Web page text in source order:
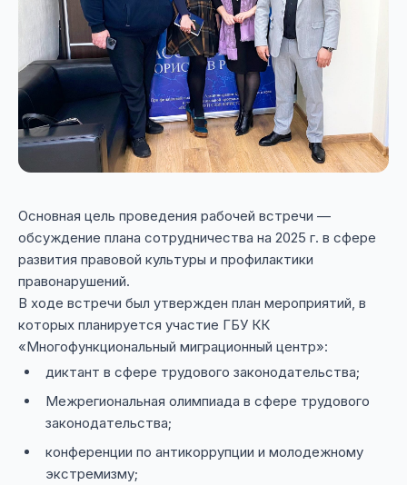
Основная цель проведения рабочей встречи —
обсуждение плана сотрудничества на 2025 г. в сфере
развития правовой культуры и профилактики
правонарушений.
В ходе встречи был утвержден план мероприятий, в
которых планируется участие ГБУ КК
«Многофункциональный миграционный центр»:
диктант в сфере трудового законодательства;
Межрегиональная олимпиада в сфере трудового
законодательства;
конференции по антикоррупции и молодежному
экстремизму;